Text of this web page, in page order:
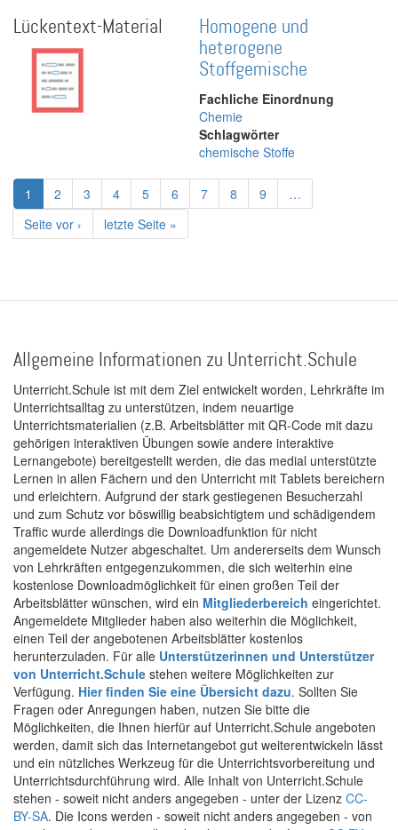
Lückentext-Material
Homogene und
heterogene
Stoffgemische
Fachliche Einordnung
Chemie
Schlagwörter
chemische Stoffe
Seitennummerierung
Aktuelle
Seite
1 Page
2 Page
3 Page
4 Page
5 Page
6 Page
7 Page
8 Page
9
…
Nächste
Seite
Seite vor ›
Letzte
Seite
letzte Seite »
Allgemeine Informationen zu Unterricht.Schule
Unterricht.Schule ist mit dem Ziel entwickelt worden, Lehrkräfte im
Unterrichtsalltag zu unterstützen, indem neuartige
Unterrichtsmaterialien (z.B. Arbeitsblätter mit QR-Code mit dazu
gehörigen interaktiven Übungen sowie andere interaktive
Lernangebote) bereitgestellt werden, die das medial unterstützte
Lernen in allen Fächern und den Unterricht mit Tablets bereichern
und erleichtern. Aufgrund der stark gestiegenen Besucherzahl
und zum Schutz vor böswillig beabsichtigtem und schädigendem
Traffic wurde allerdings die Downloadfunktion für nicht
angemeldete Nutzer abgeschaltet. Um andererseits dem Wunsch
von Lehrkräften entgegenzukommen, die sich weiterhin eine
kostenlose Downloadmöglichkeit für einen großen Teil der
Arbeitsblätter wünschen, wird ein Mitgliederbereich eingerichtet.
Angemeldete Mitglieder haben also weiterhin die Möglichkeit,
einen Teil der angebotenen Arbeitsblätter kostenlos
herunterzuladen. Für alle Unterstützerinnen und Unterstützer
von Unterricht.Schule stehen weitere Möglichkeiten zur
Verfügung. Hier finden Sie eine Übersicht dazu. Sollten Sie
Fragen oder Anregungen haben, nutzen Sie bitte die
Möglichkeiten, die Ihnen hierfür auf Unterricht.Schule angeboten
werden, damit sich das Internetangebot gut weiterentwickeln lässt
und ein nützliches Werkzeug für die Unterrichtsvorbereitung und
Unterrichtsdurchführung wird. Alle Inhalt von Unterricht.Schule
stehen - soweit nicht anders angegeben - unter der Lizenz CC-
BY-SA. Die Icons werden - soweit nicht anders angegeben - von